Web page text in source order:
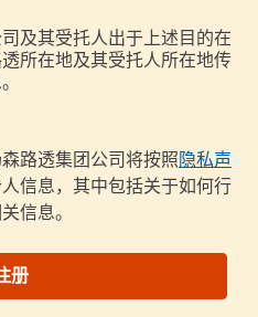
及其受托人出于上述目的在
所在地及其受托人所在地传
路透集团公司将按照隐私声
信息，其中包括关于如何行
信息。
册